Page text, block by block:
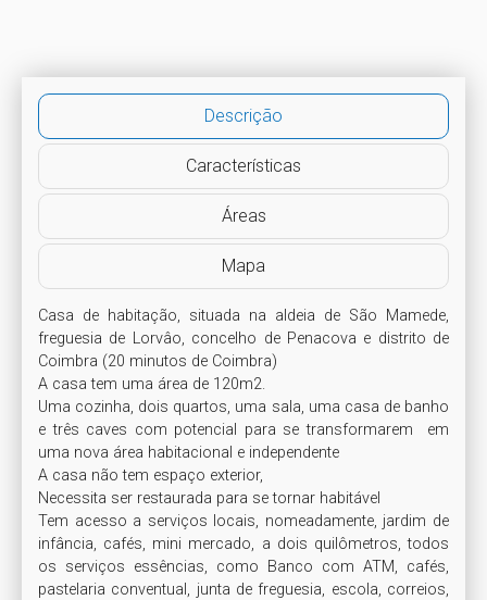
Descrição
Características
Áreas
Mapa
Casa de habitação, situada na aldeia de São Mamede,
freguesia de Lorvâo, concelho de Penacova e distrito de
Coimbra (20 minutos de Coimbra)
A casa tem uma área de 120m2.
Uma cozinha, dois quartos, uma sala, uma casa de banho
e três caves com potencial para se transformarem  em
uma nova área habitacional e independente
A casa não tem espaço exterior,
Necessita ser restaurada para se tornar habitável
Tem acesso a serviços locais, nomeadamente, jardim de
infância, cafés, mini mercado, a dois quilômetros, todos
os serviços essências, como Banco com ATM, cafés,
pastelaria conventual, junta de freguesia, escola, correios,